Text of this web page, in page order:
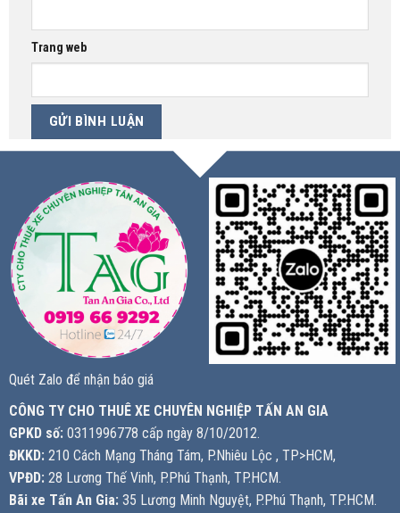
Trang web
Quét Zalo để nhận báo giá
CÔNG TY CHO THUÊ XE CHUYÊN NGHIỆP TẤN AN GIA
GPKD số: 0311996778 cấp ngày 8/10/2012.
ĐKKD: 210 Cách Mạng Tháng Tám, P.Nhiêu Lộc , TP>HCM,
VPĐD: 28 Lương Thế Vinh, P.Phú Thạnh, TP.HCM.
Bãi xe Tấn An Gia: 35 Lương Minh Nguyệt, P.Phú Thạnh, TP.HCM.